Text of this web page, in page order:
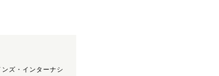
ズ・インターナシ